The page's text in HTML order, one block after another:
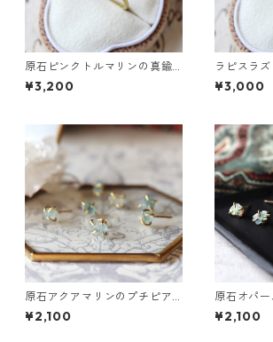
原石ピンクトルマリンの真鍮
リング
¥3,200
ラピスラ
¥3,000
原石アクアマリンのプチピア
ス（一粒/片方）
¥2,100
原石オパ
粒/片方）
¥2,100